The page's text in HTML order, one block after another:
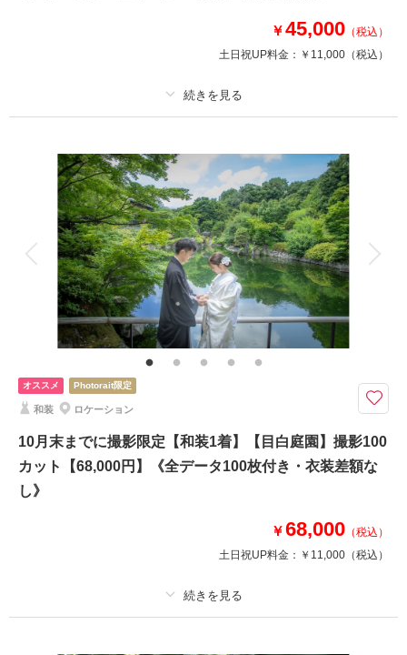
￥45,000 （税込）
土日祝UP料金： ￥11,000 （税込）
撮影料 新婦衣装1着 新郎衣装1着
着付け ヘアメイク 小物一式
アルバム データ 80 カット 台紙付写真
衣装追加 会食 挙式
家族と撮影 家族用衣装レンタル ペットと撮影
その他含むもの
ご新婦様ヘアスタイルは洋髪orかつら綿帽子orかつら角隠し（新婦衣裳は差
額なしで選べます ホテル館内撮影使用料（神殿使用料）含む
10月末までのお得なプラン！になります◎前撮りやフォトウェディング
に！ホテル内での神殿＆緑あふれる中庭での撮影が39,000円！
●新郎新婦和装各１着
●ご新婦様は白無垢・色打掛・黒引振袖より1点
●撮影場所：ホテル館内（神殿・中庭付）
●データ80カット
相談予約する 撮影日の空き
オススメ Photorait限定
和装 ロケーション
10月末までに撮影限定【和装1着】【目白庭園】撮影100
カット【68,000円】《全データ100枚付き・衣装差額な
し》
￥68,000 （税込）
土日祝UP料金： ￥11,000 （税込）